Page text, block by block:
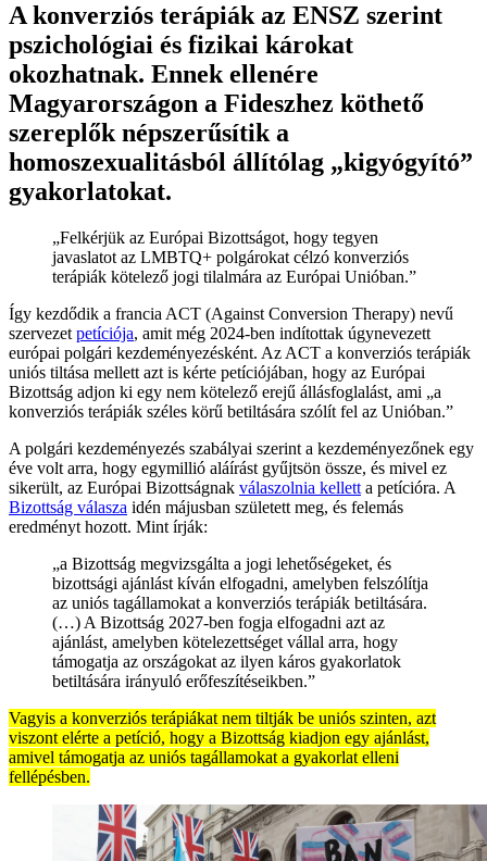
A konverziós terápiák az ENSZ szerint
pszichológiai és fizikai károkat
okozhatnak. Ennek ellenére
Magyarországon a Fideszhez köthető
szereplők népszerűsítik a
homoszexualitásból állítólag „kigyógyító”
gyakorlatokat.
„Felkérjük az Európai Bizottságot, hogy tegyen
javaslatot az LMBTQ+ polgárokat célzó konverziós
terápiák kötelező jogi tilalmára az Európai Unióban.”
Így kezdődik a francia ACT (Against Conversion Therapy) nevű
szervezet petíciója, amit még 2024-ben indítottak úgynevezett
európai polgári kezdeményezésként. Az ACT a konverziós terápiák
uniós tiltása mellett azt is kérte petíciójában, hogy az Európai
Bizottság adjon ki egy nem kötelező erejű állásfoglalást, ami „a
konverziós terápiák széles körű betiltására szólít fel az Unióban.”
A polgári kezdeményezés szabályai szerint a kezdeményezőnek egy
éve volt arra, hogy egymillió aláírást gyűjtsön össze, és mivel ez
sikerült, az Európai Bizottságnak válaszolnia kellett a petícióra. A
Bizottság válasza idén májusban született meg, és felemás
eredményt hozott. Mint írják:
„a Bizottság megvizsgálta a jogi lehetőségeket, és
bizottsági ajánlást kíván elfogadni, amelyben felszólítja
az uniós tagállamokat a konverziós terápiák betiltására.
(…) A Bizottság 2027-ben fogja elfogadni azt az
ajánlást, amelyben kötelezettséget vállal arra, hogy
támogatja az országokat az ilyen káros gyakorlatok
betiltására irányuló erőfeszítéseikben.”
Vagyis a konverziós terápiákat nem tiltják be uniós szinten, azt
viszont elérte a petíció, hogy a Bizottság kiadjon egy ajánlást,
amivel támogatja az uniós tagállamokat a gyakorlat elleni
fellépésben.